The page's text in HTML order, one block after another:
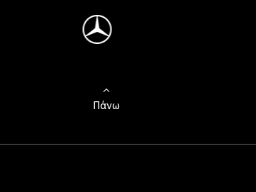
Πάνω